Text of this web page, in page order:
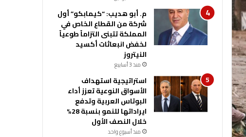
م. أبو هديب: “كيمابكو” أول
شركة من القطاع الخاص في
المملكة تتبنى التزاماً طوعياً
لخفض انبعاثات أكسيد
النيتروز
منذ 3 أسابيع
استراتيجية استهداف
الأسواق النوعية تعزز أداء
البوتاس العربية وتدفع
ايراداتها للنمو بنسبة 28%
خلال النصف الأول
منذ أسبوع واحد